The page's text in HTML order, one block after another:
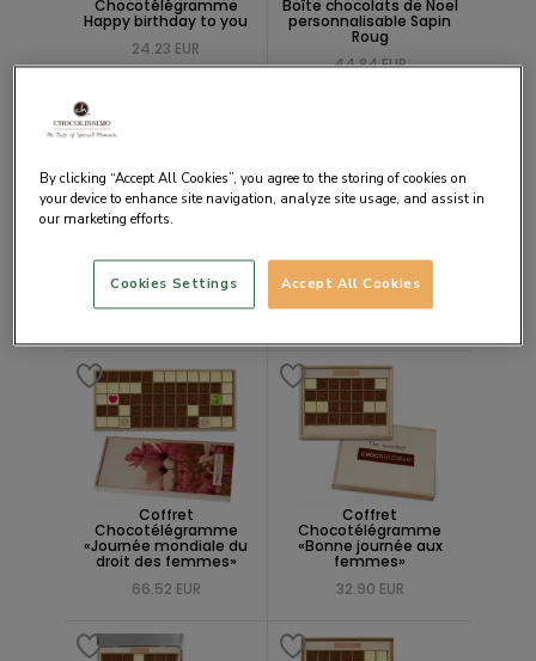
Chocotélégramme
Happy birthday to you
24.23 EUR
Boîte chocolats de Noel
personnalisable Sapin
Roug
44.84 EUR
Coffret «Bonne chasse
aux oeufs»
36.09 EUR
Coffret
Chocotélégramme « Tu
es l'amour de ma vie »
Coffret
Chocotélégramme
«Journée mondiale du
droit des femmes»
66.52 EUR
Coffret
Chocotélégramme
«Bonne journée aux
femmes»
32.90 EUR
By clicking “Accept All Cookies”, you agree to the storing of cookies on
your device to enhance site navigation, analyze site usage, and assist in
our marketing efforts.
Accept All Cookies
Cookies Settings